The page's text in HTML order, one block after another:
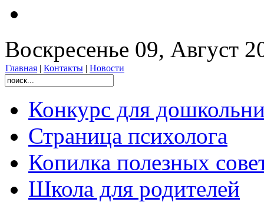
Воскресенье 09, Август
Главная | Контакты | Новости
Конкурс для
Страница психолога
Копилка полезных
Школа для родителей